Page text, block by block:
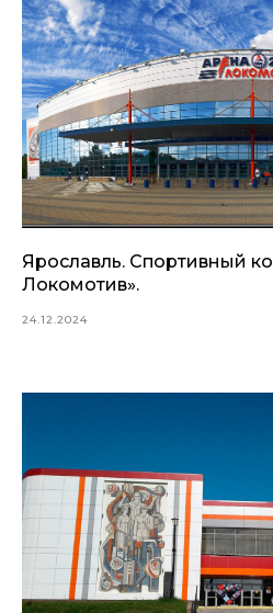
Ярославль. Спортивный
Локомотив».
24.12.2024